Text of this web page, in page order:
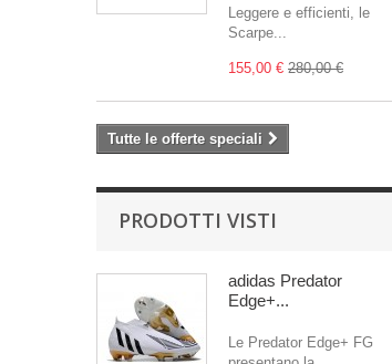
Leggere e efficienti, le
Scarpe...
155,00 € 280,00 €
Tutte le offerte speciali
PRODOTTI VISTI
adidas Predator
Edge+...
Le Predator Edge+ FG